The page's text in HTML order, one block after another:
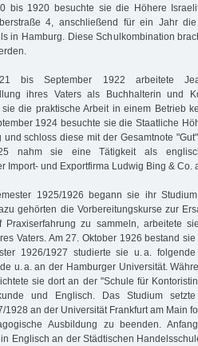
bis 1920 besuchte sie die Höhere
4, anschließend für ein Jahr die
in Hamburg. Diese Schulkombination
bis September 1922 arbeitete
ihres Vaters als Buchhalterin und
die praktische Arbeit in einem Betrieb
1924 besuchte sie die Staatliche
schloss diese mit der Gesamtnote
nahm sie eine Tätigkeit als
Import- und Exportfirma Ludwig Bing & Co.
1925/1926 begann sie ihr
gehörten die Vorbereitungskurse zur
Praxiserfahrung zu sammeln, arbeitete
Vaters. Am 27. Oktober 1926 bestand
1926/1927 studierte sie u. a.
u. a. an der Hamburger Universität.
sie dort an der "Schule für
und Englisch. Das Studium
1928 an der Universität Frankfurt am Main
Ausbildung zu beenden.
Englisch an der Städtischen